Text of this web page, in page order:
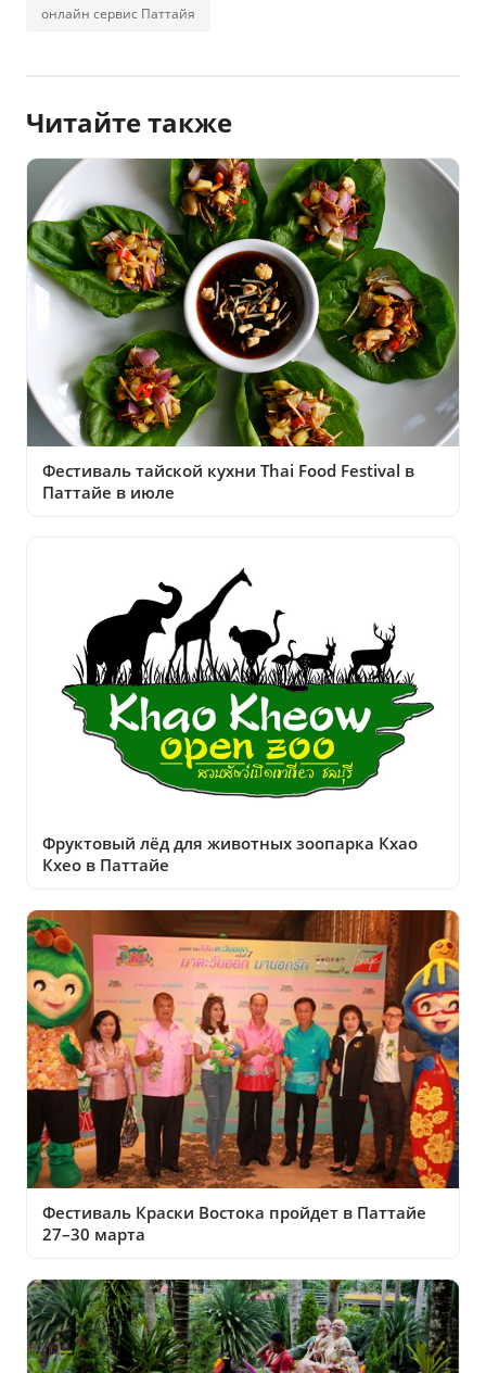
онлайн сервис Паттайя
Читайте также
Фестиваль тайской кухни Thai Food Festival в
Паттайе в июле
Фруктовый лёд для животных зоопарка Кхао
Кхео в Паттайе
Фестиваль Краски Востока пройдет в Паттайе
27–30 марта